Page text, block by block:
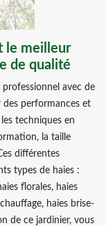
le meilleur
de qualité
avec de
des performances et
techniques en
la taille
différentes
types de haies :
florales, haies
haies brise-
de ce jardinier, vous